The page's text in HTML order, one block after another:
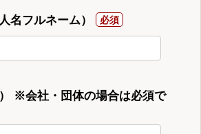
名フルネーム）
※会社・団体の場合は必須で